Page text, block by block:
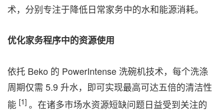
术，分别专注于降低日常家务中的水和能源消耗。
优化家务程序中的资源使用
依托 Beko 的 PowerIntense 洗碗机技术，每个洗涤
周期仅需 5.9 升水，即可实现最高可达五倍的清洁性
能 [1]。在诸多市场水资源短缺问题日益受到关注的